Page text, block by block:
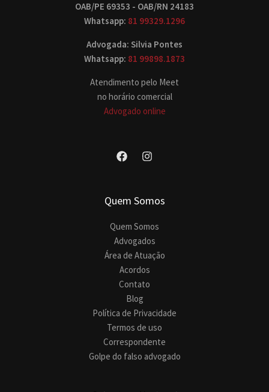
OAB/PE 69353 - OAB/RN 24183
Whatsapp: 81 99329.1296
Advogada: Silvia Pontes
Whatsapp: 81 99898.1873
Atendimento pelo Meet
no horário comercial
Advogado online
Quem Somos
Quem Somos
Advogados
Área de Atuação
Acordos
Contato
Blog
Política de Privacidade
Termos de uso
Correspondente
Golpe do falso advogado